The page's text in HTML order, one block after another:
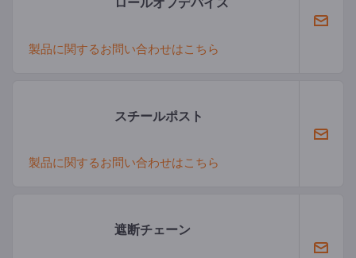
製品に関するお問い合わせはこちら
スチールポスト
製品に関するお問い合わせはこちら
遮断チェーン